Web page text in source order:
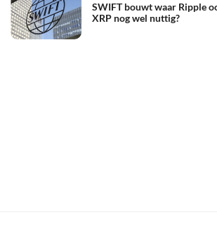
SWIFT bouwt waar Ripple
XRP nog wel nuttig?